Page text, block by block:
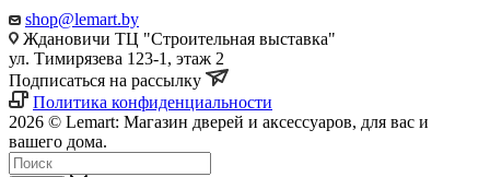
shop@lemart.by
Ждановичи ТЦ "Строительная выставка"
ул. Тимирязева 123-1, этаж 2
Подписаться на рассылку
Политика конфиденциальности
2026 © Lemart: Магазин дверей и аксессуаров, для вас и
вашего дома.